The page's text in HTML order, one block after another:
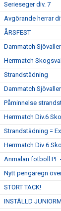
Serieseger div. 7
Avgörande herrar
ÅRSFEST
Dammatch
Herrmatch
Strandstädning
Dammatch
Påminnelse
Herrmatch Div.6
Strandstädning =
Herrmatch Div 6
Anmälan fotboll PF
Nytt pengaregn
STORT TACK!
INSTÄLLD